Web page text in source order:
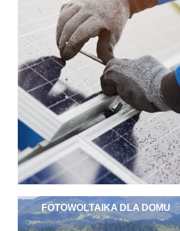
FOTOWOLTAIKA DLA DOMU